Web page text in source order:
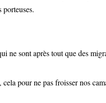
porteuses.
ne sont après tout que des
cela pour ne pas froisser nos